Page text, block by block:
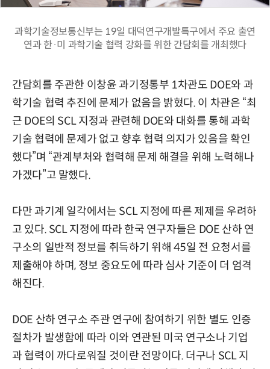
과학기술정보통신부는 19일 대덕연구개발특구에서 주요 출연
연과 한·미 과학기술 협력 강화를 위한 간담회를 개최했다
간담회를 주관한 이창윤 과기정통부 1차관도 DOE와 과
학기술 협력 추진에 문제가 없음을 밝혔다. 이 차관은 “최
근 DOE의 SCL 지정과 관련해 DOE와 대화를 통해 과학
기술 협력에 문제가 없고 향후 협력 의지가 있음을 확인
했다”며 “관계부처와 협력해 문제 해결을 위해 노력해나
가겠다”고 말했다.
다만 과기계 일각에서는 SCL 지정에 따른 제제를 우려하
고 있다. SCL 지정에 따라 한국 연구자들은 DOE 산하 연
구소의 일반적 정보를 취득하기 위해 45일 전 요청서를
제출해야 하며, 정보 중요도에 따라 심사 기준이 더 엄격
해진다.
DOE 산하 연구소 주관 연구에 참여하기 위한 별도 인증
절차가 발생함에 따라 이와 연관된 미국 연구소나 기업
과 협력이 까다로워질 것이란 전망이다. 더구나 SCL 지